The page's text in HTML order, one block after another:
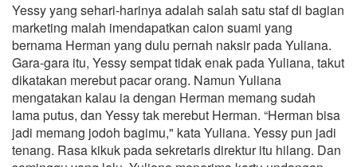
Yessy yang sehari-harinya adalah salah satu staf di bagian
marketing malah imendapatkan caion suami yang
bernama Herman yang dulu pernah naksir pada Yuliana.
Gara-gara itu, Yessy sempat tidak enak pada Yuliana, takut
dikatakan merebut pacar orang. Namun Yuliana
mengatakan kalau ia dengan Herman memang sudah
lama putus, dan Yessy tak merebut Herman. “Herman bisa
jadi memang jodoh bagimu," kata Yuliana. Yessy pun jadi
tenang. Rasa kikuk pada sekretaris direktur itu hilang. Dan